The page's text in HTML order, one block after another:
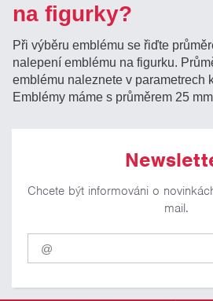
na figurky?
Při výběru emblému se řiďte
nalepení emblému na figurku.
emblému naleznete v parametrech
Emblémy máme s průměrem 25
Chcete být informováni o
mail.
Pro
odběr
našich